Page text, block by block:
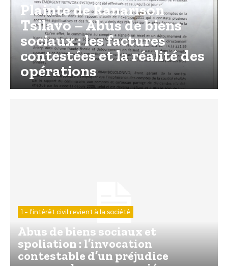
Plainte de Ranarison
Tsilavo – Abus de biens
sociaux : les factures
contestées et la réalité des
opérations
1 - l'intérêt civil revient à la société
Abus de biens sociaux et
spoliation : l’invocation
contestable d’un préjudice